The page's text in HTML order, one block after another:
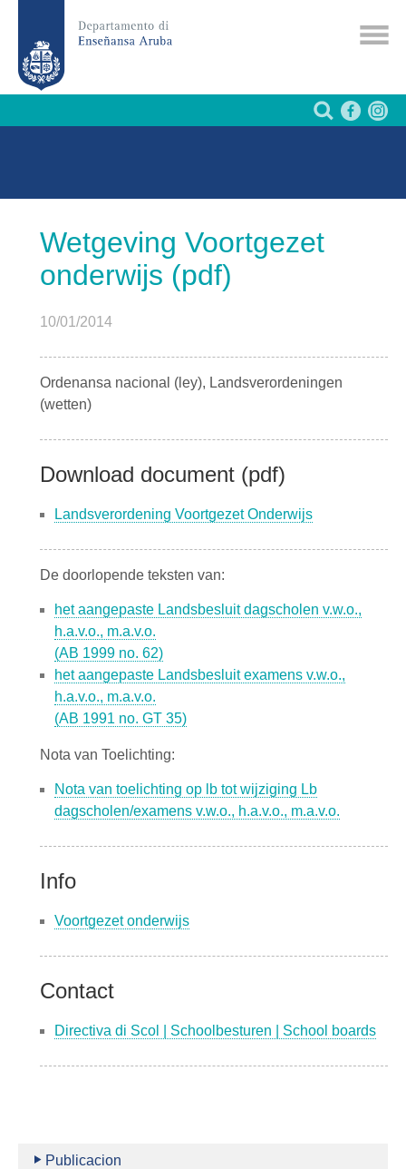
Wetgeving Voortgezet
onderwijs (pdf)
10/01/2014
Ordenansa nacional (ley), Landsverordeningen
(wetten)
Download document (pdf)
Landsverordening Voortgezet Onderwijs
De doorlopende teksten van:
het aangepaste Landsbesluit dagscholen v.w.o.,
h.a.v.o., m.a.v.o.
(AB 1999 no. 62)
het aangepaste Landsbesluit examens v.w.o.,
h.a.v.o., m.a.v.o.
(AB 1991 no. GT 35)
Nota van Toelichting:
Nota van toelichting op lb tot wijziging Lb
dagscholen/examens v.w.o., h.a.v.o., m.a.v.o.
Info
Voortgezet onderwijs
Contact
Directiva di Scol | Schoolbesturen | School boards
Publicacion